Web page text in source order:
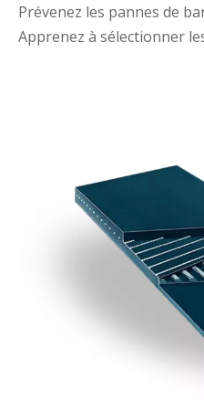
Prévenez les pannes de
Apprenez à sélectionner